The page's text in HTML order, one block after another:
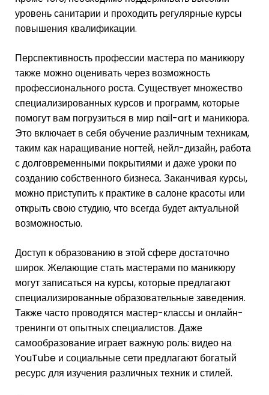
уровень санитарии и проходить регулярные курсы
повышения квалификации.
Перспективность профессии мастера по маникюру
также можно оценивать через возможность
профессионального роста. Существует множество
специализированных курсов и программ, которые
помогут вам погрузиться в мир nail-art и маникюра.
Это включает в себя обучение различным техникам,
таким как наращивание ногтей, нейл-дизайн, работа
с долговременными покрытиями и даже уроки по
созданию собственного бизнеса. Заканчивая курсы,
можно приступить к практике в салоне красоты или
открыть свою студию, что всегда будет актуальной
возможностью.
Доступ к образованию в этой сфере достаточно
широк. Желающие стать мастерами по маникюру
могут записаться на курсы, которые предлагают
специализированные образовательные заведения.
Также часто проводятся мастер-классы и онлайн-
тренинги от опытных специалистов. Даже
самообразование играет важную роль: видео на
YouTube и социальные сети предлагают богатый
ресурс для изучения различных техник и стилей.